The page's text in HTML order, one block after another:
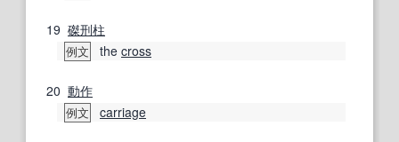
19 磔刑柱
例文 the cross
20 動作
例文 carriage